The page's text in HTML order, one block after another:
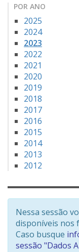
POR ANO
2025
2024
2023
2022
2021
2020
2019
2018
2017
2016
2015
2014
2013
2012
Nessa sessão
disponíveis nos
Caso busque
sessão "Dados